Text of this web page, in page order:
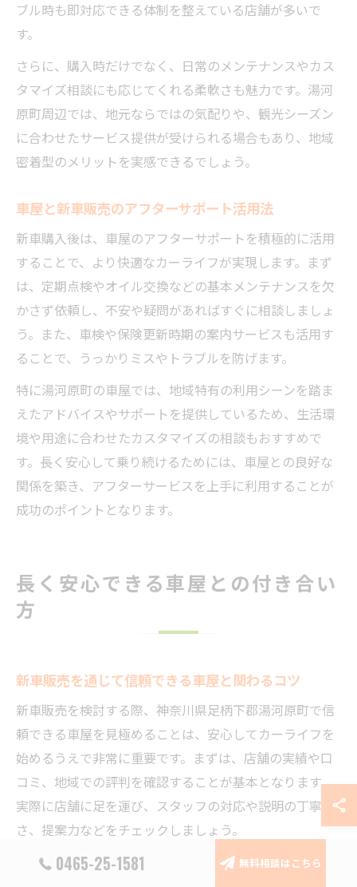
ブル時も即対応できる体制を整えている店舗が多いで
す。
さらに、購入時だけでなく、日常のメンテナンスやカス
タマイズ相談にも応じてくれる柔軟さも魅力です。湯河
原町周辺では、地元ならではの気配りや、観光シーズン
に合わせたサービス提供が受けられる場合もあり、地域
密着型のメリットを実感できるでしょう。
車屋と新車販売のアフターサポート活用法
新車購入後は、車屋のアフターサポートを積極的に活用
することで、より快適なカーライフが実現します。まず
は、定期点検やオイル交換などの基本メンテナンスを欠
かさず依頼し、不安や疑問があればすぐに相談しましょ
う。また、車検や保険更新時期の案内サービスも活用す
ることで、うっかりミスやトラブルを防げます。
特に湯河原町の車屋では、地域特有の利用シーンを踏ま
えたアドバイスやサポートを提供しているため、生活環
境や用途に合わせたカスタマイズの相談もおすすめで
す。長く安心して乗り続けるためには、車屋との良好な
関係を築き、アフターサービスを上手に利用することが
成功のポイントとなります。
長く安心できる車屋との付き合い
方
新車販売を通じて信頼できる車屋と関わるコツ
新車販売を検討する際、神奈川県足柄下郡湯河原町で信
頼できる車屋を見極めることは、安心してカーライフを
始めるうえで非常に重要です。まずは、店舗の実績や口
コミ、地域での評判を確認することが基本となります。
実際に店舗に足を運び、スタッフの対応や説明の丁寧
さ、提案力などをチェックしましょう。
信頼できる車屋は、お客様の希望や予算に寄り添い、細
0465-25-1581 無料相談はこちら